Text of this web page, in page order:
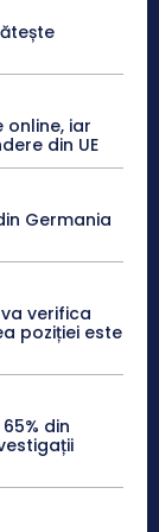
iar
din UE
Germania
verifica
poziției este
din